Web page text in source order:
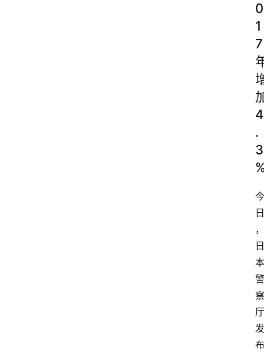
0
1
7
4
.
3
今
日
，
日
本
警
察
厅
发
布